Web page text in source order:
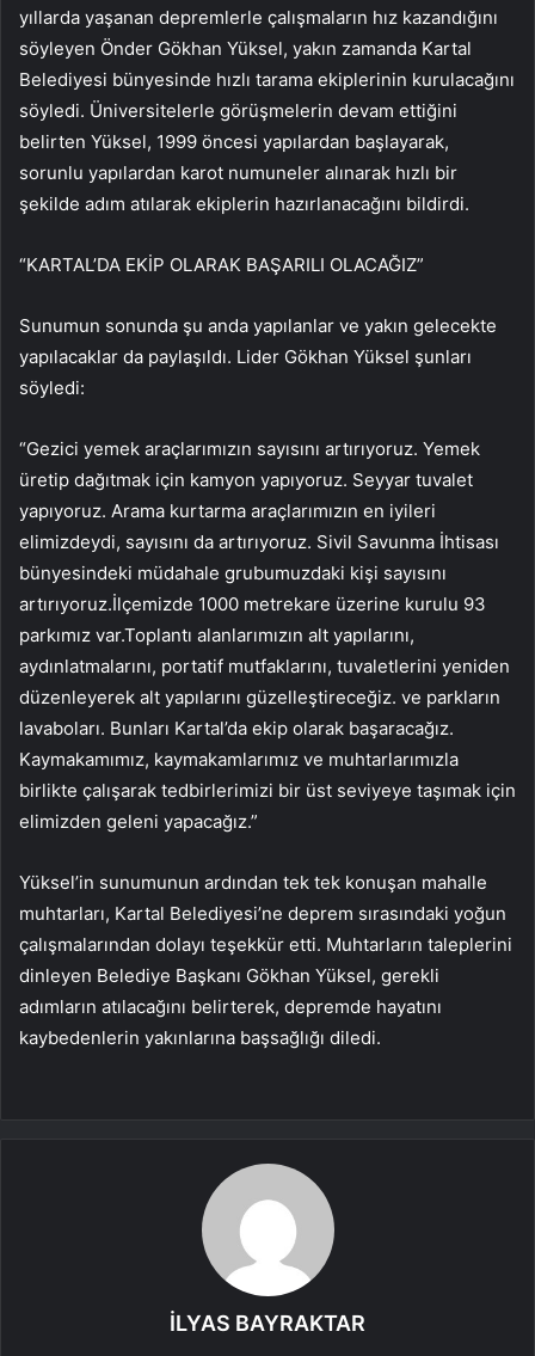
yıllarda yaşanan depremlerle çalışmaların hız kazandığını
söyleyen Önder Gökhan Yüksel, yakın zamanda Kartal
Belediyesi bünyesinde hızlı tarama ekiplerinin kurulacağını
söyledi. Üniversitelerle görüşmelerin devam ettiğini
belirten Yüksel, 1999 öncesi yapılardan başlayarak,
sorunlu yapılardan karot numuneler alınarak hızlı bir
şekilde adım atılarak ekiplerin hazırlanacağını bildirdi.
“KARTAL’DA EKİP OLARAK BAŞARILI OLACAĞIZ”
Sunumun sonunda şu anda yapılanlar ve yakın gelecekte
yapılacaklar da paylaşıldı. Lider Gökhan Yüksel şunları
söyledi:
“Gezici yemek araçlarımızın sayısını artırıyoruz. Yemek
üretip dağıtmak için kamyon yapıyoruz. Seyyar tuvalet
yapıyoruz. Arama kurtarma araçlarımızın en iyileri
elimizdeydi, sayısını da artırıyoruz. Sivil Savunma İhtisası
bünyesindeki müdahale grubumuzdaki kişi sayısını
artırıyoruz.İlçemizde 1000 metrekare üzerine kurulu 93
parkımız var.Toplantı alanlarımızın alt yapılarını,
aydınlatmalarını, portatif mutfaklarını, tuvaletlerini yeniden
düzenleyerek alt yapılarını güzelleştireceğiz. ve parkların
lavaboları. Bunları Kartal’da ekip olarak başaracağız.
Kaymakamımız, kaymakamlarımız ve muhtarlarımızla
birlikte çalışarak tedbirlerimizi bir üst seviyeye taşımak için
elimizden geleni yapacağız.”
Yüksel’in sunumunun ardından tek tek konuşan mahalle
muhtarları, Kartal Belediyesi’ne deprem sırasındaki yoğun
çalışmalarından dolayı teşekkür etti. Muhtarların taleplerini
dinleyen Belediye Başkanı Gökhan Yüksel, gerekli
adımların atılacağını belirterek, depremde hayatını
kaybedenlerin yakınlarına başsağlığı diledi.
İLYAS BAYRAKTAR